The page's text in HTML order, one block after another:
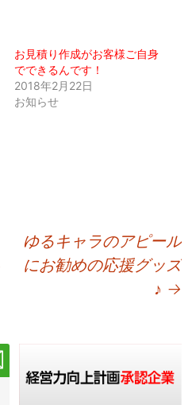
お見積り作成がお客様ご自身
でできるんです！
2018年2月22日
お知らせ
ゆるキャラのアピール
にお勧めの応援グッズ
♪ →